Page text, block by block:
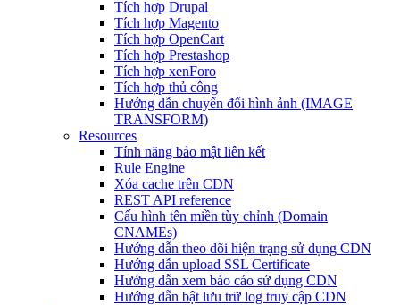
Tích hợp Drupal
Tích hợp Magento
Tích hợp OpenCart
Tích hợp Prestashop
Tích hợp xenForo
Tích hợp thủ công
Hướng dẫn chuyển đổi hình ảnh (IMAGE
TRANSFORM)
Resources
Tính năng bảo mật liên kết
Rule Engine
Xóa cache trên CDN
REST API reference
Cấu hình tên miền tùy chỉnh (Domain
CNAMEs)
Hướng dẫn theo dõi hiện trạng sử dụng CDN
Hướng dẫn upload SSL Certificate
Hướng dẫn xem báo cáo sử dụng CDN
Hướng dẫn bật lưu trữ log truy cập CDN